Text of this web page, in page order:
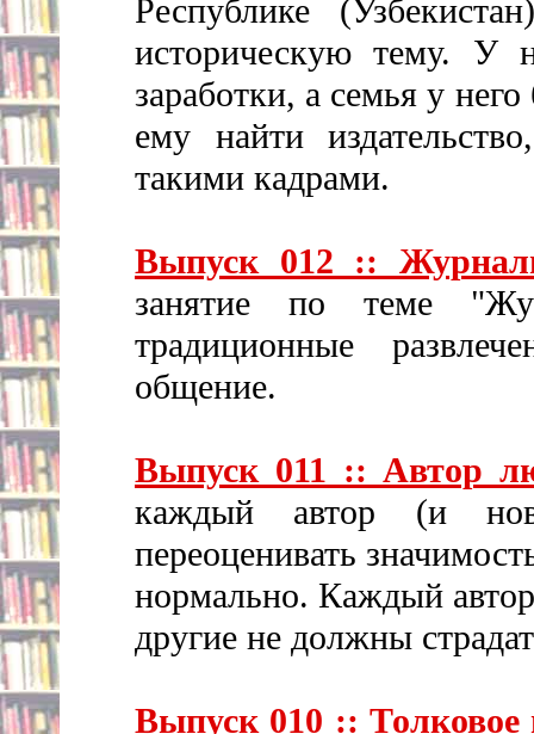
Республике
историческую тему. У
заработки, а семья у
ему найти
такими кадрами.
Выпуск 012 ::
занятие по теме
традиционные
общение.
Выпуск 011 :: Автор
каждый автор (и
переоценивать
нормально. Каждый
другие не должны
Выпуск 010 :: Толковое